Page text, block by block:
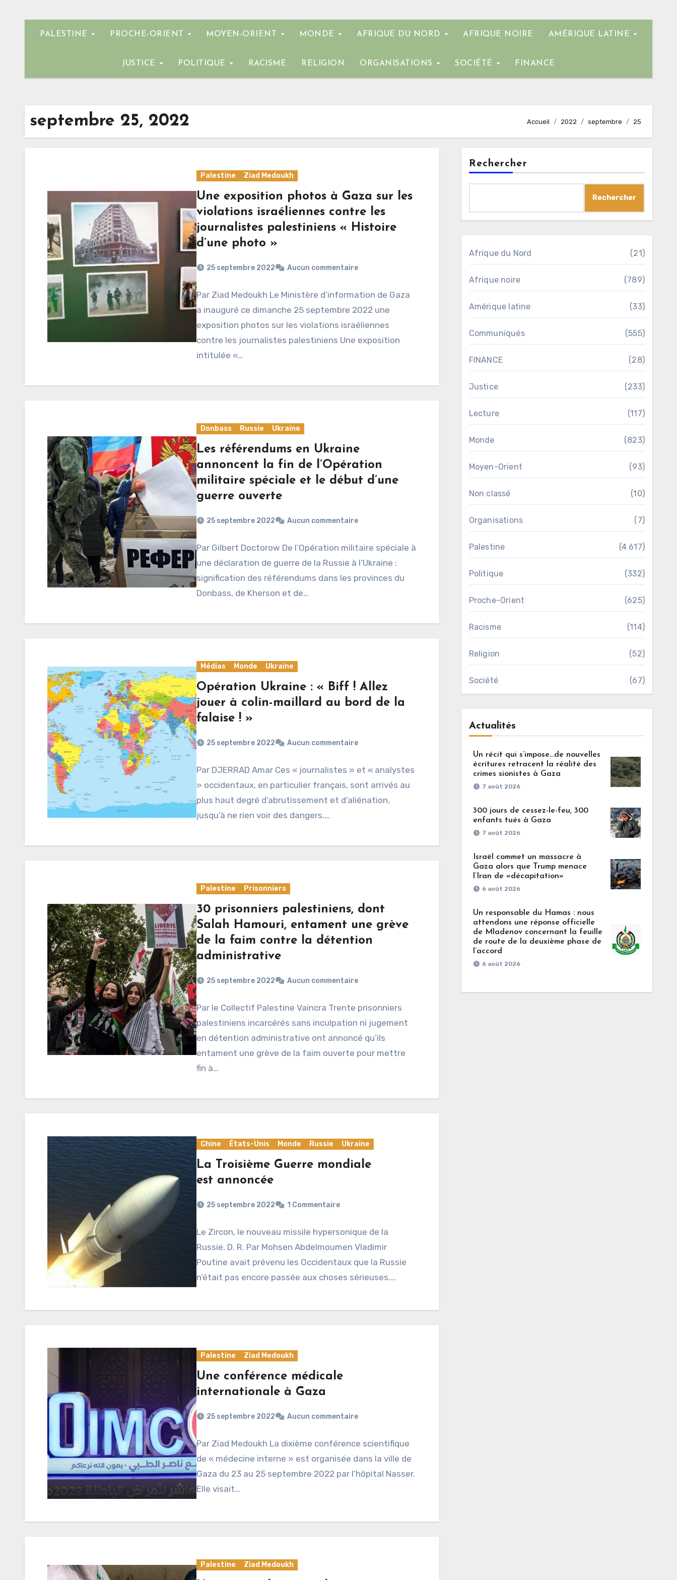
PALESTINE PROCHE-ORIENT MOYEN-ORIENT MONDE AFRIQUE DU NORD AFRIQUE NOIRE AMÉRIQUE LATINE
JUSTICE POLITIQUE RACISME RELIGION ORGANISATIONS SOCIÉTÉ FINANCE
septembre 25, 2022 Accueil 2022 septembre 25
Palestine Ziad Medoukh
Une exposition photos à Gaza sur les
violations israéliennes contre les
journalistes palestiniens « Histoire
d’une photo »
25 septembre 2022 Aucun commentaire
Par Ziad Medoukh Le Ministère d’information de Gaza
a inauguré ce dimanche 25 septembre 2022 une
exposition photos sur les violations israéliennes
contre les journalistes palestiniens Une exposition
intitulée «…
Donbass Russie Ukraine
Les référendums en Ukraine
annoncent la fin de l’Opération
militaire spéciale et le début d’une
guerre ouverte
25 septembre 2022 Aucun commentaire
Par Gilbert Doctorow De l’Opération militaire spéciale à
une déclaration de guerre de la Russie à l’Ukraine :
signification des référendums dans les provinces du
Donbass, de Kherson et de…
Médias Monde Ukraine
Opération Ukraine : « Biff ! Allez
jouer à colin-maillard au bord de la
falaise ! »
25 septembre 2022 Aucun commentaire
Par DJERRAD Amar Ces « journalistes » et « analystes
» occidentaux, en particulier français, sont arrivés au
plus haut degré d’abrutissement et d’aliénation,
jusqu’à ne rien voir des dangers.…
Palestine Prisonniers
30 prisonniers palestiniens, dont
Salah Hamouri, entament une grève
de la faim contre la détention
administrative
25 septembre 2022 Aucun commentaire
Par le Collectif Palestine Vaincra Trente prisonniers
palestiniens incarcérés sans inculpation ni jugement
en détention administrative ont annoncé qu’ils
entament une grève de la faim ouverte pour mettre
fin à…
Chine États-Unis Monde Russie Ukraine
La Troisième Guerre mondiale
est annoncée
25 septembre 2022 1 Commentaire
Le Zircon, le nouveau missile hypersonique de la
Russie. D. R. Par Mohsen Abdelmoumen Vladimir
Poutine avait prévenu les Occidentaux que la Russie
n’était pas encore passée aux choses sérieuses.…
Palestine Ziad Medoukh
Une conférence médicale
internationale à Gaza
25 septembre 2022 Aucun commentaire
Par Ziad Medoukh La dixième conférence scientifique
de « médecine interne » est organisée dans la ville de
Gaza du 23 au 25 septembre 2022 par l’hôpital Nasser.
Elle visait…
Palestine Ziad Medoukh
Rechercher
Rechercher
Afrique du Nord (21)
Afrique noire (789)
Amérique latine (33)
Communiqués (555)
FINANCE (28)
Justice (233)
Lecture (117)
Monde (823)
Moyen-Orient (93)
Non classé (10)
Organisations (7)
Palestine (4 617)
Politique (332)
Proche-Orient (625)
Racisme (114)
Religion (52)
Société (67)
Actualités
Un récit qui s’impose…de nouvelles
écritures retracent la réalité des
crimes sionistes à Gaza
7 août 2026
300 jours de cessez-le-feu, 300
enfants tués à Gaza
7 août 2026
Israël commet un massacre à
Gaza alors que Trump menace
l’Iran de «décapitation»
6 août 2026
Un responsable du Hamas : nous
attendons une réponse officielle
de Mladenov concernant la feuille
de route de la deuxième phase de
l’accord
6 août 2026